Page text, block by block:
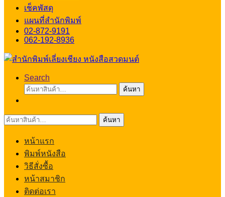
เช็คพัสดุ
แผนที่สำนักพิมพ์
02-872-9191
062-192-8936
Search
ค้นหา:
ค้นหา
ค้นหา: ค้นหา
หน้าแรก
พิมพ์หนังสือ
วิธีสั่งซื้อ
หน้าสมาชิก
ติดต่อเรา